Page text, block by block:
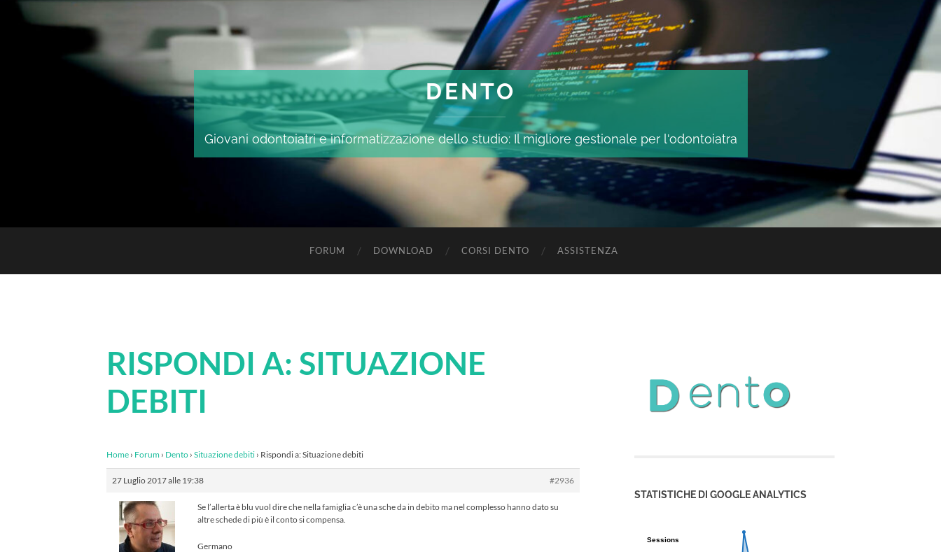
DENTO
Giovani odontoiatri e informatizzazione dello studio: Il migliore gestionale per l'odontoiatra
FORUM DOWNLOAD CORSI DENTO ASSISTENZA
RISPONDI A: SITUAZIONE
DEBITI
Home › Forum › Dento › Situazione debiti › Rispondi a: Situazione debiti
27 Luglio 2017 alle 19:38 #2936
Se l’allerta è blu vuol dire che nella famiglia c’è una sche da in debito ma nel complesso hanno dato su
altre schede di più è il conto si compensa.
Germano
STATISTICHE DI GOOGLE ANALYTICS
Sessions
Sessions